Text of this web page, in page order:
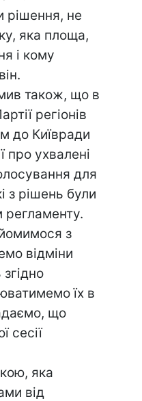
рішення, не
яка площа,
і кому
також, що в
регіонів
до Київради
про ухвалені
для
з рішень були
регламенту.
з
відміни
їх в
що
сесії
яка
від